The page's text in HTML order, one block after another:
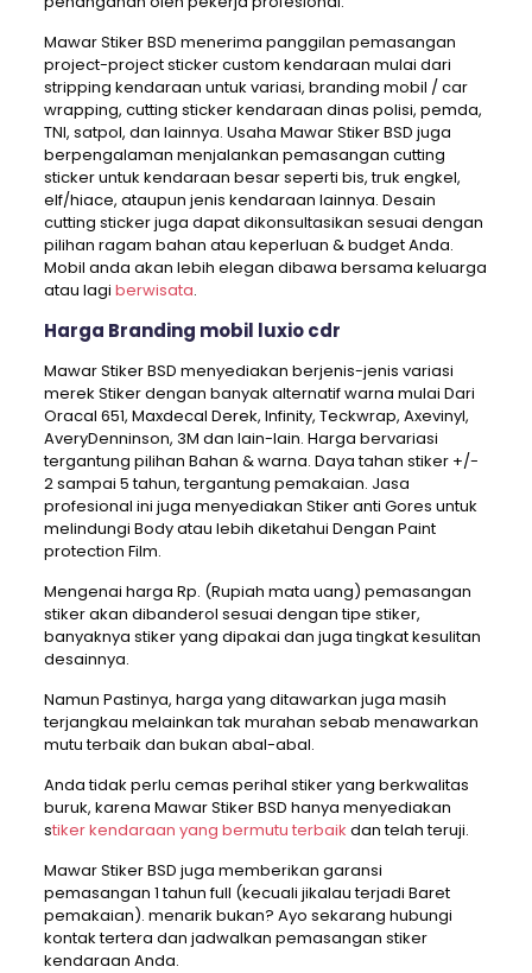
Mawar Stiker BSD menerima panggilan pemasangan
project-project sticker custom kendaraan mulai dari
stripping kendaraan untuk variasi, branding mobil / car
wrapping, cutting sticker kendaraan dinas polisi, pemda,
TNI, satpol, dan lainnya. Usaha Mawar Stiker BSD juga
berpengalaman menjalankan pemasangan cutting
sticker untuk kendaraan besar seperti bis, truk engkel,
elf/hiace, ataupun jenis kendaraan lainnya. Desain
cutting sticker juga dapat dikonsultasikan sesuai dengan
pilihan ragam bahan atau keperluan & budget Anda.
Mobil anda akan lebih elegan dibawa bersama keluarga
atau lagi berwisata.
Harga Branding mobil luxio cdr
Mawar Stiker BSD menyediakan berjenis-jenis variasi
merek Stiker dengan banyak alternatif warna mulai Dari
Oracal 651, Maxdecal Derek, Infinity, Teckwrap, Axevinyl,
AveryDenninson, 3M dan lain-lain. Harga bervariasi
tergantung pilihan Bahan & warna. Daya tahan stiker +/-
2 sampai 5 tahun, tergantung pemakaian. Jasa
profesional ini juga menyediakan Stiker anti Gores untuk
melindungi Body atau lebih diketahui Dengan Paint
protection Film.
Mengenai harga Rp. (Rupiah mata uang) pemasangan
stiker akan dibanderol sesuai dengan tipe stiker,
banyaknya stiker yang dipakai dan juga tingkat kesulitan
desainnya.
Namun Pastinya, harga yang ditawarkan juga masih
terjangkau melainkan tak murahan sebab menawarkan
mutu terbaik dan bukan abal-abal.
Anda tidak perlu cemas perihal stiker yang berkwalitas
buruk, karena Mawar Stiker BSD hanya menyediakan
stiker kendaraan yang bermutu terbaik dan telah teruji.
Mawar Stiker BSD juga memberikan garansi
pemasangan 1 tahun full (kecuali jikalau terjadi Baret
pemakaian). menarik bukan? Ayo sekarang hubungi
kontak tertera dan jadwalkan pemasangan stiker
kendaraan Anda.